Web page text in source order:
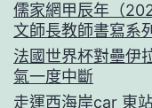
儒家網甲辰年（
文師長教師書寫系列
法國世界杯對壘伊
氣一度中斷
走運西海岸car 東